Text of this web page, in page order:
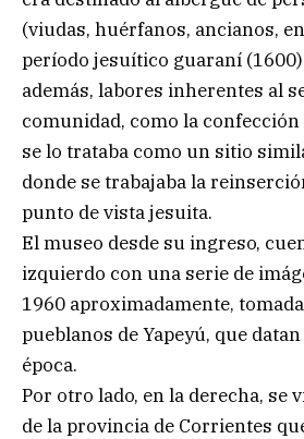
(viudas, huérfanos, ancianos,
período jesuítico guaraní
además, labores inherentes al
comunidad, como la confección
se lo trataba como un sitio
donde se trabajaba la
punto de vista jesuita.
El museo desde su ingreso,
izquierdo con una serie de
1960 aproximadamente,
pueblanos de Yapeyú, que
época.
Por otro lado, en la derecha, se
de la provincia de Corrientes